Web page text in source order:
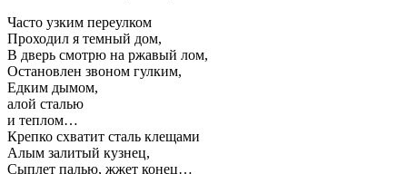
Часто узким переулком
Проходил я темный дом,
В дверь смотрю на ржавый лом,
Остановлен звоном гулким,
Едким дымом,
алой сталью
и теплом…
Крепко схватит сталь клещами
Алым залитый кузнец,
Сыплет палью, жжет конец…